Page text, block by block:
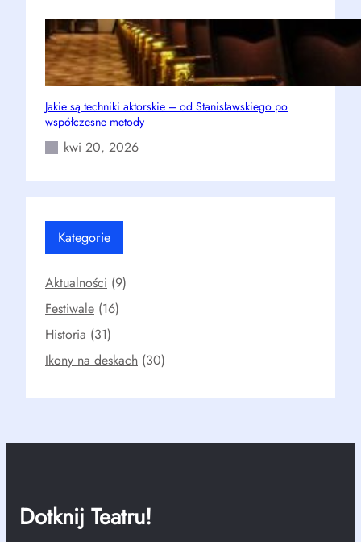
Jakie są techniki aktorskie – od Stanisławskiego po
współczesne metody
kwi 20, 2026
Kategorie
Aktualności (9)
Festiwale (16)
Historia (31)
Ikony na deskach (30)
Dotknij Teatru!